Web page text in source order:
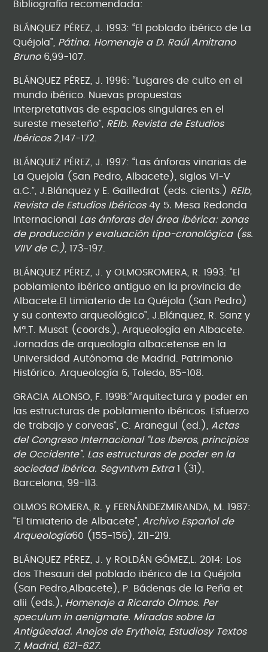
Bibliografía recomendada:
BLÁNQUEZ PÉREZ, J. 1993: “El poblado ibérico de La
Quéjola”, Pátina. Homenaje a D. Raúl Amitrano
Bruno 6,99-107.
BLÁNQUEZ PÉREZ, J. 1996: “Lugares de culto en el
mundo ibérico. Nuevas propuestas
interpretativas de espacios singulares en el
sureste meseteño”, REIb. Revista de Estudios
Ibéricos 2,147-172.
BLÁNQUEZ PÉREZ, J. 1997: “Las ánforas vinarias de
La Quejola (San Pedro, Albacete), siglos VI-V
a.C.”, J.Blánquez y E. Gailledrat (eds. cients.) REIb,
Revista de Estudios Ibéricos4y 5. Mesa Redonda
Internacional Las ánforas del área ibérica: zonas
de producción y evaluación tipo-cronológica (ss.
VIIV de C.) , 173-197.
BLÁNQUEZ PÉREZ, J. y OLMOSROMERA, R. 1993: “El
poblamiento ibérico antiguo en la provincia de
Albacete.El timiaterio de La Quéjola (San Pedro)
y su contexto arqueológico”, J.Blánquez, R. Sanz y
Mª.T. Musat (coords.), Arqueología en Albacete.
Jornadas de arqueología albacetense en la
Universidad Autónoma de Madrid. Patrimonio
Histórico. Arqueología 6, Toledo, 85-108.
GRACIA ALONSO, F. 1998:“Arquitectura y poder en
las estructuras de poblamiento ibéricos. Esfuerzo
de trabajo y corveas”, C. Aranegui (ed.), Actas
del Congreso Internacional “Los Iberos, principios
de Occidente”. Las estructuras de poder en la
sociedad ibérica. Segvntvm Extra1 (31),
Barcelona, 99-113.
OLMOS ROMERA, R. y FERNÁNDEZMIRANDA, M. 1987:
“El timiaterio de Albacete”, Archivo Español de
Arqueología60 (155-156), 211-219.
BLÁNQUEZ PÉREZ, J. y ROLDÁN GÓMEZ,L. 2014: Los
dos Thesauri del poblado ibérico de La Quéjola
(San Pedro,Albacete), P. Bádenas de la Peña et
alii (eds.), Homenaje a Ricardo Olmos. Per
speculum in aenigmate. Miradas sobre la
Antigüedad. Anejos de Erytheia, Estudiosy Textos
7, Madrid, 621-627.